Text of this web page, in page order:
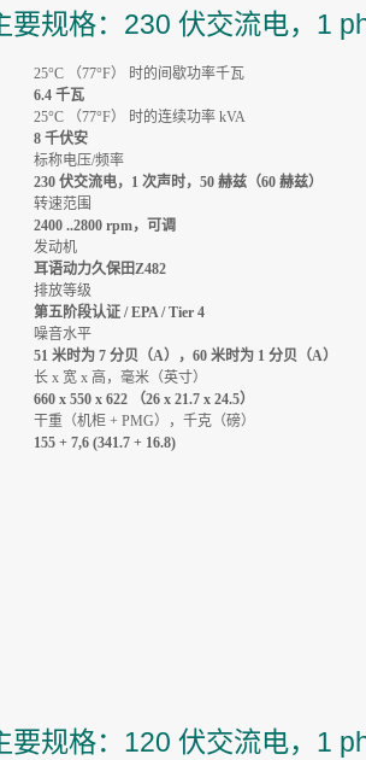
要规格：230 伏交流电，1
25°C （77°F） 时的间歇功率千瓦
6.4 千瓦
25°C （77°F） 时的连续功率 kVA
8 千伏安
标称电压/频率
230 伏交流电，1 次声时，50 赫兹（60 赫兹）
转速范围
2400 ..2800 rpm，可调
发动机
耳语动力久保田Z482
排放等级
第五阶段认证 / EPA / Tier 4
噪音水平
51 米时为 7 分贝（A），60 米时为 1 分贝（A）
长 x 宽 x 高，毫米（英寸）
660 x 550 x 622 （26 x 21.7 x 24.5）
干重（机柜 + PMG），千克（磅）
155 + 7,6 (341.7 + 16.8)
要规格：120 伏交流电，1